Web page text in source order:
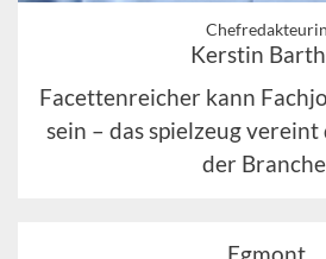
Chefredakteurin
Kerstin
Facettenreicher kann
sein – das spielzeug
der